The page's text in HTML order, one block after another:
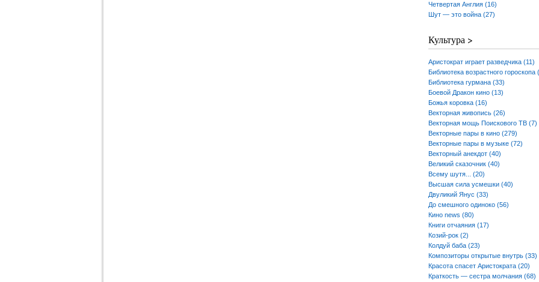
Четвертая Англия (16)
Шут — это война (27)
Культура >
Аристократ играет разведчика (11)
Библиотека возрастного гороскопа
Библиотека гурмана (33)
Боевой Дракон кино (13)
Божья коровка (16)
Векторная живопись (26)
Векторная мощь Поискового ТВ (7)
Векторные пары в кино (279)
Векторные пары в музыке (72)
Векторный анекдот (40)
Великий сказочник (40)
Всему шутя... (20)
Высшая сила усмешки (40)
Двуликий Янус (33)
До смешного одиноко (56)
Кино news (80)
Книги отчаяния (17)
Козий-рок (2)
Колдуй баба (23)
Композиторы открытые внутрь (33)
Красота спасет Аристократа (20)
Краткость — сестра молчания (68)